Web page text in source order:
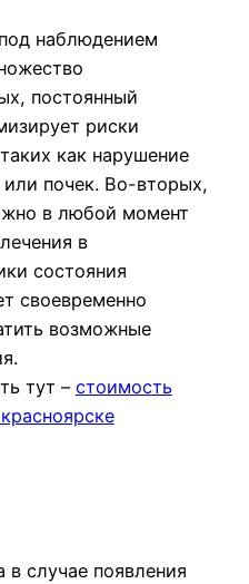
наблюдением
постоянный
риски
как нарушение
почек. Во-вторых,
в любой момент
в
состояния
своевременно
возможные
тут –стоимость
случае появления